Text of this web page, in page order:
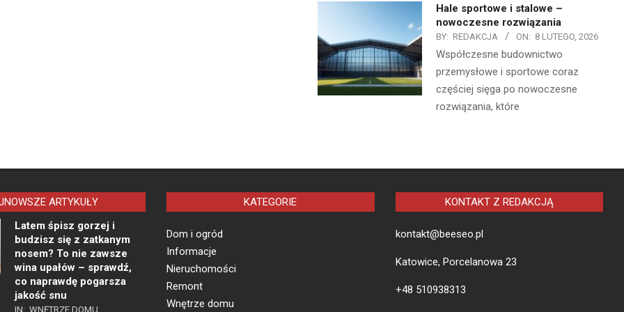
Hale sportowe i stalowe –
nowoczesne rozwiązania
BY: REDAKCJA ON: 8 LUTEGO, 2026
Współczesne budownictwo
przemysłowe i sportowe coraz
częściej sięga po nowoczesne
rozwiązania, które
ARTYKUŁY
Latem śpisz gorzej i
budzisz się z zatkanym
nosem? To nie zawsze
wina upałów – sprawdź,
co naprawdę pogarsza
jakość snu
IN: WNĘTRZE DOMU
KATEGORIE
Dom i ogród
Informacje
Nieruchomości
Remont
Wnętrze domu
KONTAKT Z REDAKCJĄ
kontakt@beeseo.pl
Katowice, Porcelanowa 23
+48 510938313